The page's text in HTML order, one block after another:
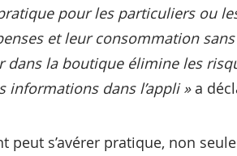
pour les particuliers ou
et leur consommation
la boutique élimine les
informations dans l’appli »a
peut s’avérer pratique, non